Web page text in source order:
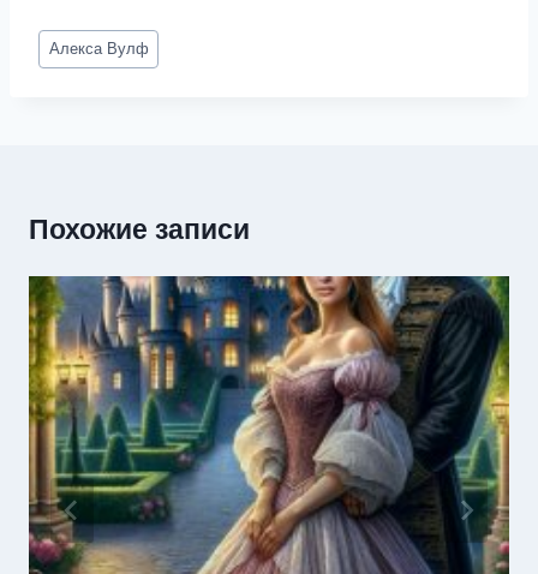
Метки
записи:
Алекса Вулф
Похожие записи